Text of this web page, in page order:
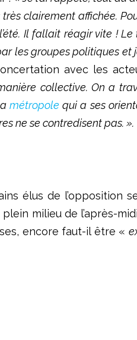
clairement affichée.
Il fallait réagir vite !
les groupes politiques et
avec les
collective. On a
métropole qui a ses
ne se contredisent pas. ».
élus de l’opposition
milieu de l’après-
encore faut-il être «